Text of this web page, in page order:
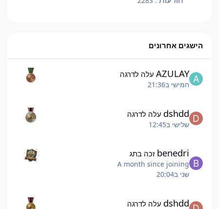
הישגים אחרונים
AZULAY עלה לדרגה
חמישי ב21:36
dshdd עלה לדרגה
שלישי ב12:45
benedri זכה בתג
A month since joining
שני ב20:04
dshdd עלה לדרגה